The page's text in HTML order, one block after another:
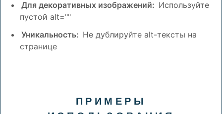
Для декоративных изображений: Используйте
пустой alt=""
Уникальность: Не дублируйте alt-тексты на
странице
ПРИМЕРЫ